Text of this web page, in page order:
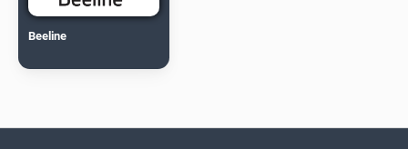
Beeline